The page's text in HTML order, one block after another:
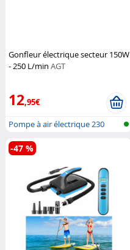
Gonfleur électrique secteur 150W
- 250 L/min AGT
12,95€
Pompe à air électrique 230
volts
-47 %